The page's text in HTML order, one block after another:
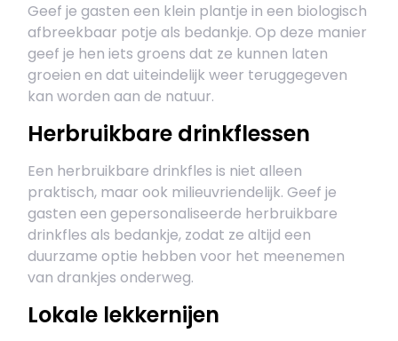
Geef je gasten een klein plantje in een biologisch
afbreekbaar potje als bedankje. Op deze manier
geef je hen iets groens dat ze kunnen laten
groeien en dat uiteindelijk weer teruggegeven
kan worden aan de natuur.
Herbruikbare drinkflessen
Een herbruikbare drinkfles is niet alleen
praktisch, maar ook milieuvriendelijk. Geef je
gasten een gepersonaliseerde herbruikbare
drinkfles als bedankje, zodat ze altijd een
duurzame optie hebben voor het meenemen
van drankjes onderweg.
Lokale lekkernijen